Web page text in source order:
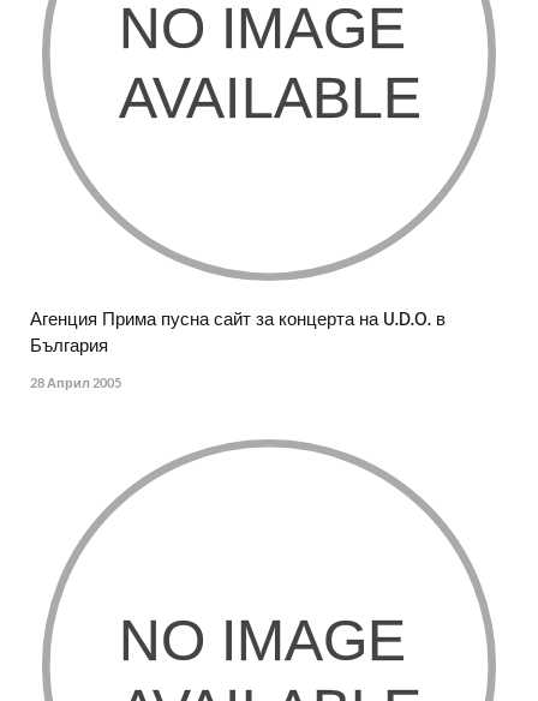
Агенция Прима пусна сайт за концерта на U.D.O. в
България
28 Април 2005